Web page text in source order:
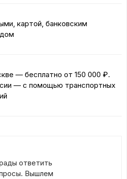
картой, банковским
— бесплатно от 150 000 ₽.
— с помощью транспортных
ответить
Вышлем